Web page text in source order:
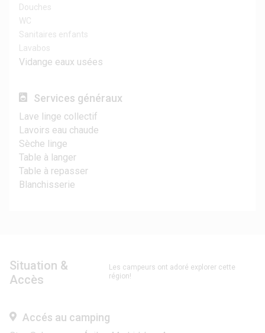
Douches
WC
Sanitaires enfants
Lavabos
Vidange eaux usées
Services généraux
Lave linge collectif
Lavoirs eau chaude
Sèche linge
Table à langer
Table à repasser
Blanchisserie
Situation &
Accès
Les campeurs ont adoré explorer cette
région!
Accés au camping